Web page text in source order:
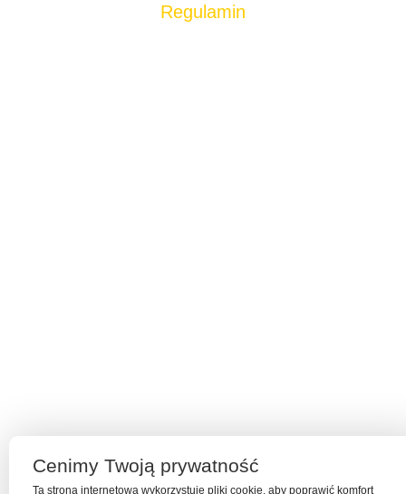
Regulamin
Cenimy Twoją prywatność
Ta strona internetowa wykorzystuje pliki cookie, aby poprawić komfort